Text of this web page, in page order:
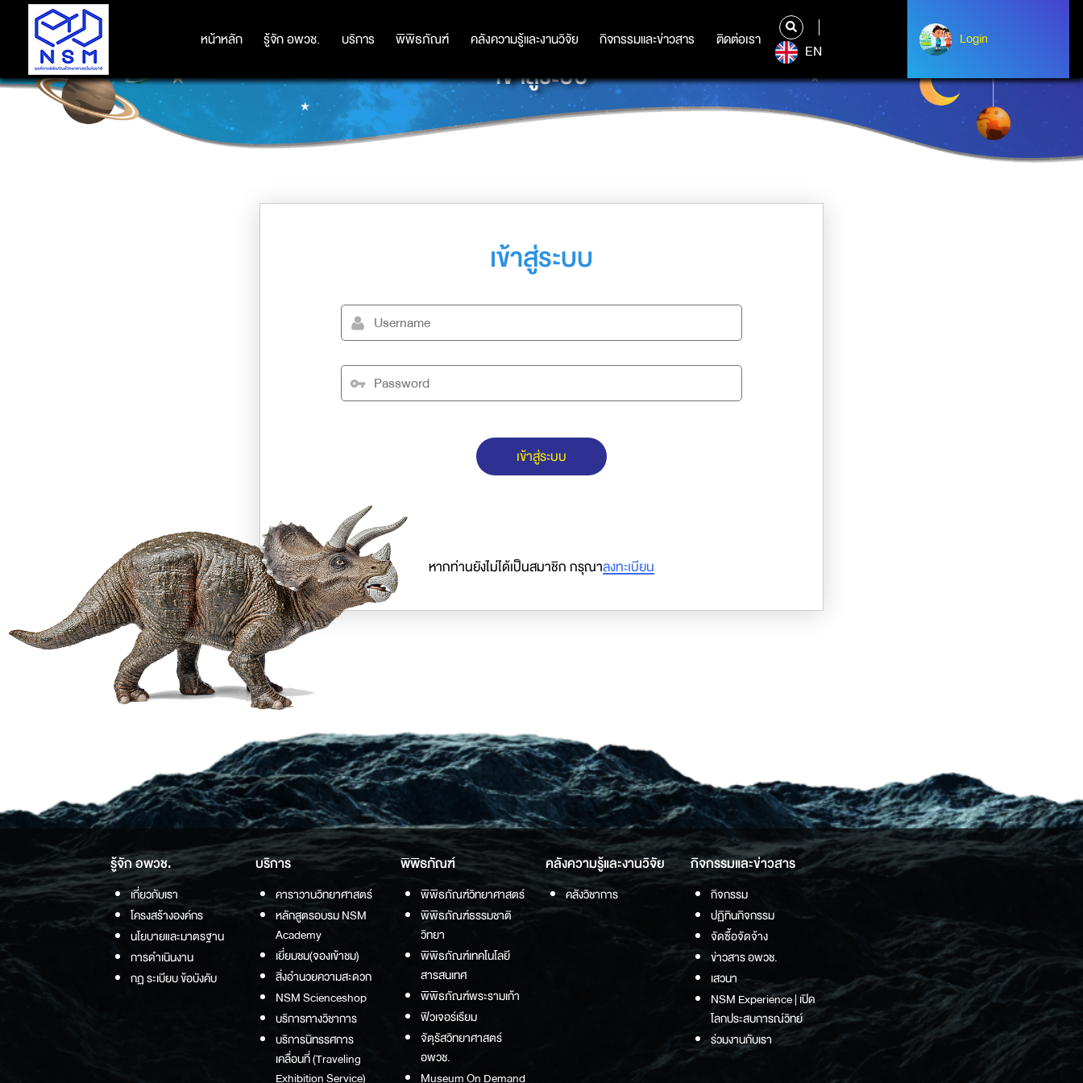
หน้าหลัก รู้จัก อพวช. บริการ พิพิธภัณฑ์ คลังความรู้และงานวิจัย กิจกรรมและข่าวสาร ติดต่อเรา
หน้าหลัก รู้จัก อพวช. บริการ พิพิธภัณฑ์ คลังความรู้และงานวิจัย กิจกรรมและข่าวสาร ติดต่อเรา
EN
Login
Albert Einstein
เข้าสู่ระบบ
เข้าสู่ระบบ
เข้าสู่ระบบ
หากท่านยังไม่ได้เป็นสมาชิก กรุณาลงทะเบียน
รู้จัก อพวช.
เกี่ยวกับเรา
โครงสร้างองค์กร
นโยบายและมาตรฐาน
การดำเนินงาน
กฏ ระเบียบ ข้อบังคับ
บริการ
คาราวานวิทยาศาสตร์
หลักสูตรอบรม NSM
Academy
เยี่ยมชม(จองเข้าชม)
สิ่งอำนวยความสะดวก
NSM Scienceshop
บริการทางวิชาการ
บริการนิทรรศการ
เคลื่อนที่ (Traveling
Exhibition Service)
พิพิธภัณฑ์
พิพิธภัณฑ์วิทยาศาสตร์
พิพิธภัณฑ์ธรรมชาติ
วิทยา
พิพิธภัณฑ์เทคโนโลยี
สารสนเทศ
พิพิธภัณฑ์พระรามเก้า
ฟิวเจอร์เรียม
จัตุรัสวิทยาศาสตร์
อพวช.
Museum On Demand
คลังความรู้และงานวิจัย
คลังวิชาการ
กิจกรรมและข่าวสาร
กิจกรรม
ปฏิทินกิจกรรม
จัดซื้อจัดจ้าง
ข่าวสาร อพวช.
เสวนา
NSM Experience | เปิด
โลกประสบการณ์วิทย์
ร่วมงานกับเรา